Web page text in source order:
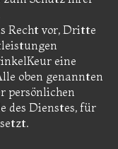
Recht vor, Dritte
eine
oben genannten
persönlichen
des Dienstes, für